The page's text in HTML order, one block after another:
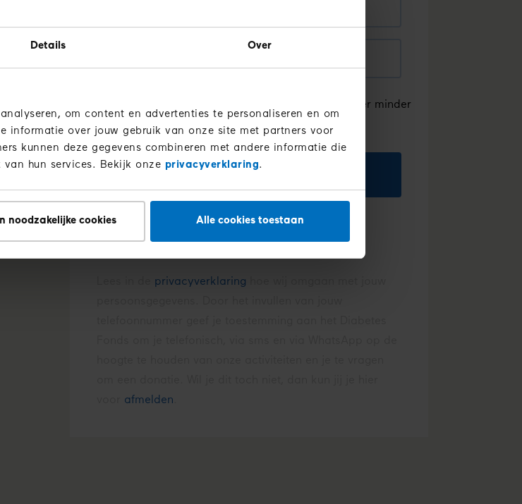
Details Over
om content en advertenties te personaliseren en om
informatie over jouw gebruik van onze site met partners voor
kunnen deze gegevens combineren met andere informatie die
hun services. Bekijk onze privacyverklaring.
noodzakelijke cookies Alle cookies toestaan
Ja, ik ontvang graag maandelijks weetjes over minder
suiker, tips, acties en een lekker recept.
privacyverklaring
afmelden